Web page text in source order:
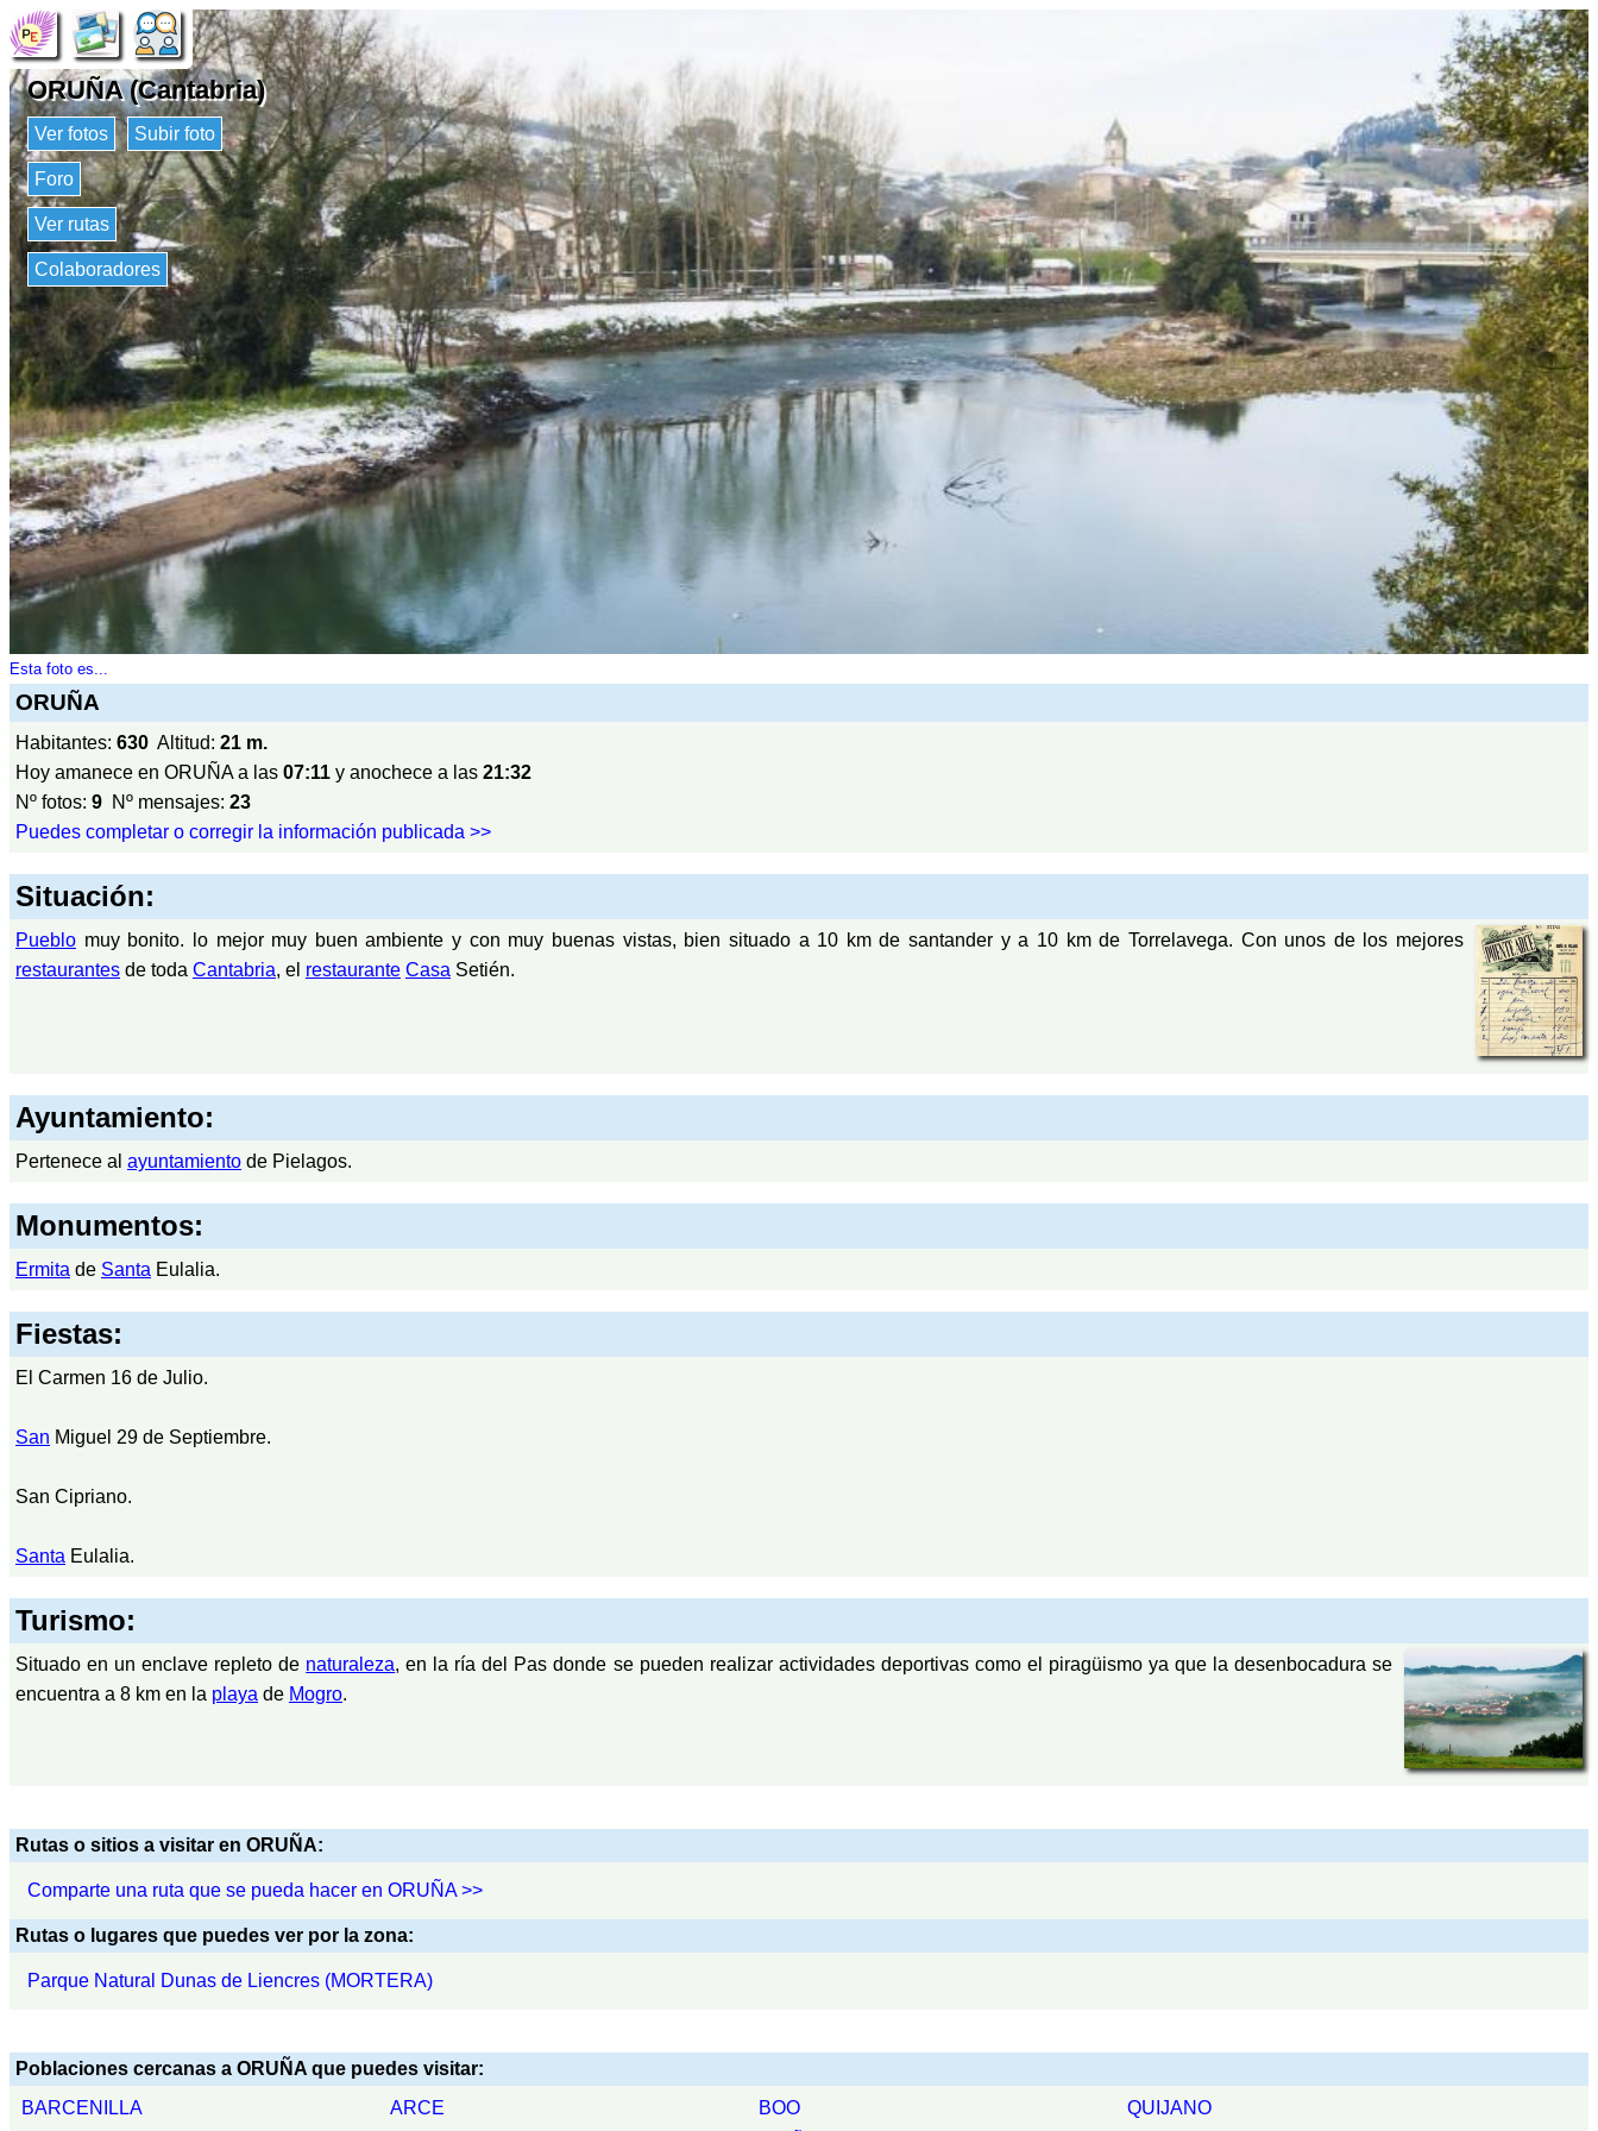
ORUÑA (Cantabria)
Ver fotos Subir foto
Foro
Ver rutas
Colaboradores
Esta foto es...
ORUÑA
Habitantes: 630 Altitud: 21 m.
Hoy amanece en ORUÑA a las 07:11 y anochece a las 21:32
Nº fotos: 9 Nº mensajes: 23
Puedes completar o corregir la información publicada >>
Situación:
Pueblo muy bonito. lo mejor muy buen ambiente y con muy buenas vistas, bien situado a 10 km de santander y a 10 km de Torrelavega. Con unos de los mejores
restaurantes de toda Cantabria, el restaurante Casa Setién.
Ayuntamiento:
Pertenece al ayuntamiento de Pielagos.
Monumentos:
Ermita de Santa Eulalia.
Fiestas:
El Carmen 16 de Julio.
San Miguel 29 de Septiembre.
San Cipriano.
Santa Eulalia.
Turismo:
Situado en un enclave repleto de naturaleza, en la ría del Pas donde se pueden realizar actividades deportivas como el piragüismo ya que la desenbocadura se
encuentra a 8 km en la playa de Mogro.
Rutas o sitios a visitar en ORUÑA:
Comparte una ruta que se pueda hacer en ORUÑA >>
Rutas o lugares que puedes ver por la zona:
Parque Natural Dunas de Liencres (MORTERA)
Poblaciones cercanas a ORUÑA que puedes visitar:
BARCENILLA
ARCE BOO QUIJANO